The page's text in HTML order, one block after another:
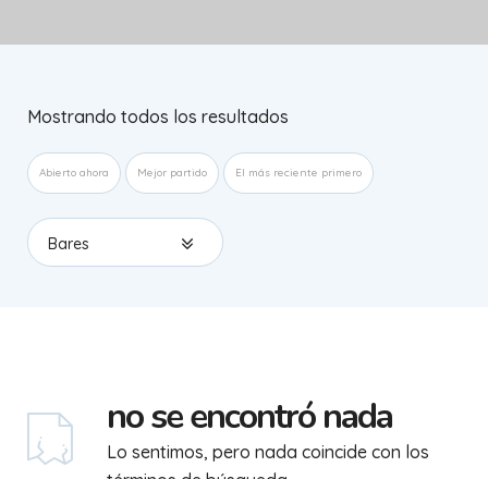
Mostrando todos los resultados
Abierto ahora Mejor partido El más reciente primero
Bares
no se encontró nada
Lo sentimos, pero nada coincide con los